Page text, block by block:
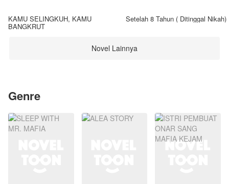
KAMU SELINGKUH, KAMU
BANGKRUT
Setelah 8 Tahun ( Ditinggal Nikah)
Novel Lainnya
Genre